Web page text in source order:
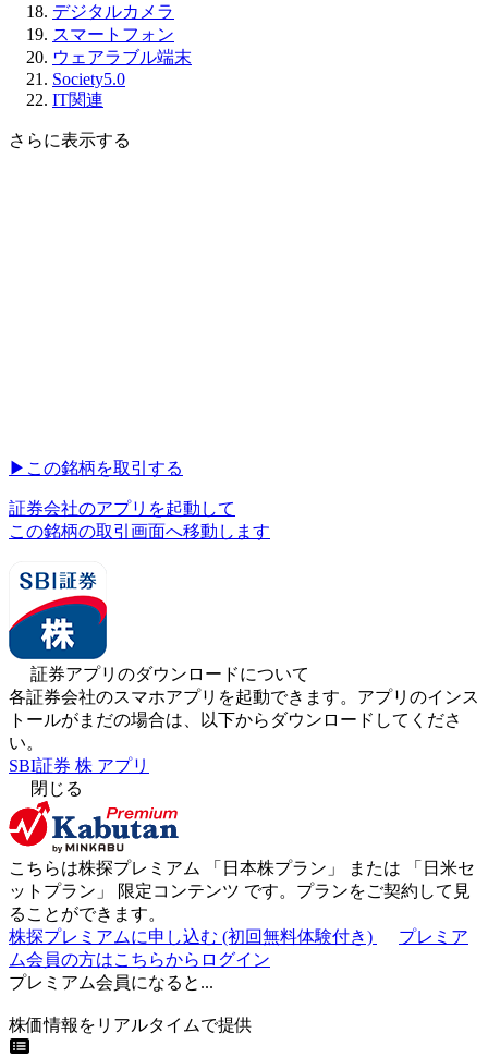
デジタルカメラ
スマートフォン
ウェアラブル端末
Society5.0
IT関連
さらに表示する
▶︎ この銘柄を取引する
証券会社のアプリを起動して
この銘柄の取引画面へ移動します
証券アプリのダウンロードについて
各証券会社のスマホアプリを起動できます。アプリのインス
トールがまだの場合は、以下からダウンロードしてくださ
い。
SBI証券 株 アプリ
閉じる
こちらは株探プレミアム 「 日本株プラン 」 または 「 日米セ
ットプラン 」 限定コンテンツ です。プランをご契約して見
ることができます。
株探プレミアムに申し込む (初回無料体験付き)
プレミア
ム会員の方はこちらからログイン
プレミアム会員になると...
株価情報をリアルタイムで提供